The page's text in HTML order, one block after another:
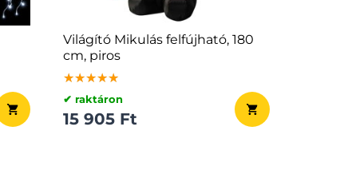
Világító Mikulás felfújható, 180
cm, piros
★★★★★
★★★★★
★★★★★
✔ raktáron
15 905 Ft